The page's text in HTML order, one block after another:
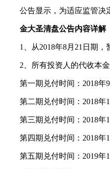
公告显示，为适应监管决定
金大圣清盘公告内容详解
1、从2018年8月21日期，
2、所有投资人的代收本金
第一期兑付时间：2018年9
第二期兑付时间：2018年10
第三期兑付时间：2018年11
第四期兑付时间：2018年12
第五期兑付时间：2019年1